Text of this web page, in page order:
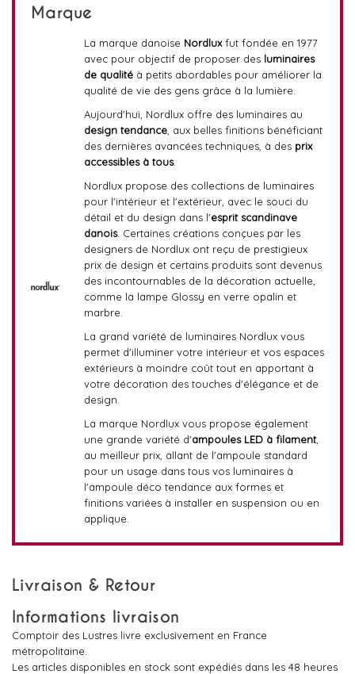
Marque
La marque danoise Nordluxfut fondée en 1977
avec pour objectif de proposer des luminaires
de qualitéà petits abordables pour améliorer la
qualité de vie des gens grâce à la lumière.
Aujourd'hui, Nordlux offre des luminaires au
design tendance, aux belles finitions bénéficiant
des dernières avancées techniques, à des prix
accessibles à tous.
Nordlux propose des collections de luminaires
pour l'intérieur et l'extérieur, avec le souci du
détail et du design dans l'esprit scandinave
danois. Certaines créations conçues par les
designers de Nordlux ont reçu de prestigieux
prix de design et certains produits sont devenus
des incontournables de la décoration actuelle,
comme la lampe Glossy en verre opalin et
marbre.
La grand variété de luminaires Nordlux vous
permet d'illuminer votre intérieur et vos espaces
extérieurs à moindre coût tout en apportant à
votre décoration des touches d'élégance et de
design.
La marque Nordlux vous propose également
une grande variété d'ampoules LED à filament,
au meilleur prix, allant de l'ampoule standard
pour un usage dans tous vos luminaires à
l'ampoule déco tendance aux formes et
finitions variées à installer en suspension ou en
applique.
Livraison & Retour
Informations livraison
Comptoir des Lustres livre exclusivement en France
métropolitaine.
Les articles disponibles en stock sont expédiés dans les 48 heures